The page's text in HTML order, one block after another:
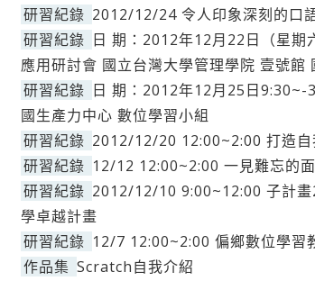
研習紀錄 2012/12/24 令人印象深刻的口
研習紀錄 日 期：2012年12月22日（星
應用研討會 國立台灣大學管理學院 壹號館
研習紀錄 日 期：2012年12月25日9:30~-
國生產力中心 數位學習小組
研習紀錄 2012/12/20 12:00~2:00 打造自
研習紀錄 12/12 12:00~2:00 一見難忘的
研習紀錄 2012/12/10 9:00~12:00 子計畫
學卓越計畫
研習紀錄 12/7 12:00~2:00 偏鄉數位學習
作品集 Scratch自我介紹